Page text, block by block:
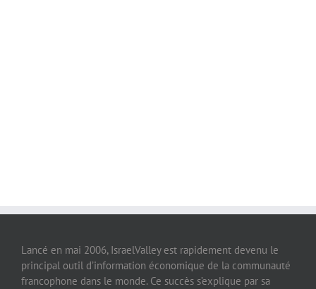
Lancé en mai 2006, IsraelValley est rapidement devenu le
principal outil d’information économique de la communauté
francophone dans le monde. Ce succès s’explique par sa